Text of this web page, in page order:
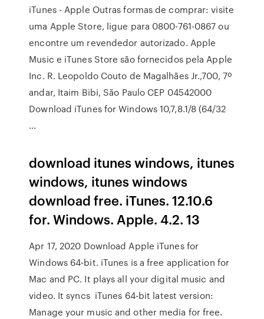
iTunes - Apple Outras formas de comprar: visite
uma Apple Store, ligue para 0800-761-0867 ou
encontre um revendedor autorizado. Apple
Music e iTunes Store são fornecidos pela Apple
Inc. R. Leopoldo Couto de Magalhães Jr.,700, 7º
andar, Itaim Bibi, São Paulo CEP 04542000
Download iTunes for Windows 10,7,8.1/8 (64/32
…
download itunes windows, itunes
windows, itunes windows
download free. iTunes. 12.10.6
for. Windows. Apple. 4.2. 13
Apr 17, 2020 Download Apple iTunes for
Windows 64-bit. iTunes is a free application for
Mac and PC. It plays all your digital music and
video. It syncs iTunes 64-bit latest version:
Manage your music and other media for free.